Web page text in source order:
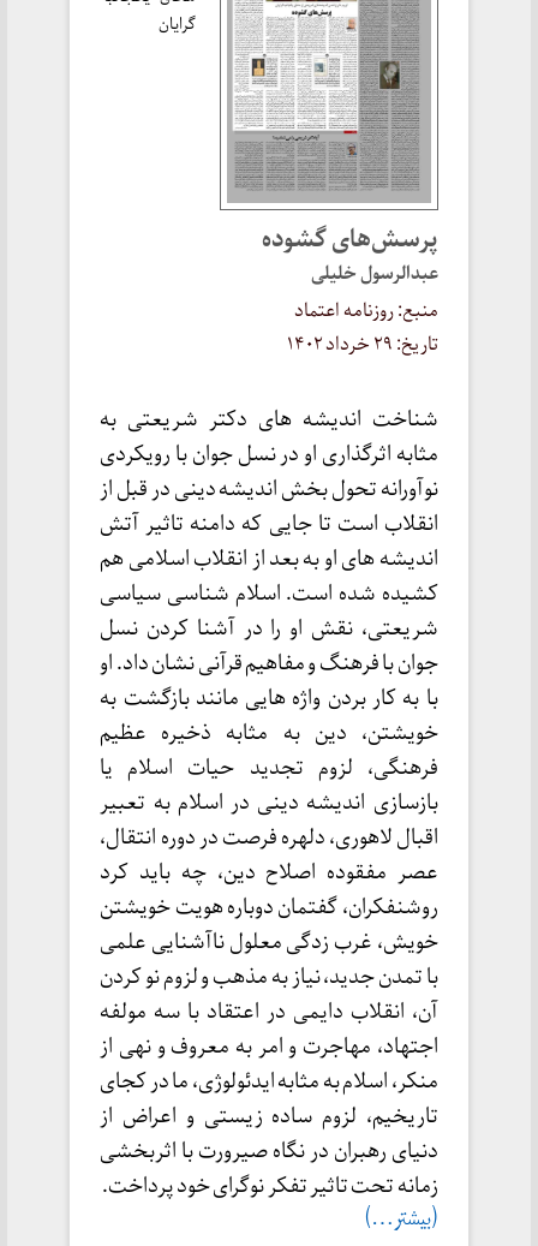
گرایان
پرسش‌های گشوده
عبدالرسول خلیلی
منبع: روزنامه اعتماد
تاریخ: ۲۹ خرداد ۱۴۰۲
شناخت اندیشه های دکتر شریعتی به
مثابه اثرگذاری او در نسل جوان با رویکردی
نوآورانه تحول بخش اندیشه دینی در قبل از
انقلاب است تا جایی که دامنه تاثیر آتش
اندیشه های او به بعد از انقلاب اسلامی هم
کشیده شده است. اسلام شناسی سیاسی
شریعتی، نقش او را در آشنا کردن نسل
جوان با فرهنگ و مفاهیم قرآنی نشان داد. او
با به کار بردن واژه هایی مانند بازگشت به
خویشتن، دین به مثابه ذخیره عظیم
فرهنگی، لزوم تجدید حیات اسلام یا
بازسازی اندیشه دینی در اسلام به تعبیر
اقبال لاهوری، دلهره فرصت در دوره انتقال،
عصر مفقوده اصلاح دین، چه باید کرد
روشنفکران، گفتمان دوباره هویت خویشتن
خویش، غرب زدگی معلول ناآشنایی علمی
با تمدن جدید، نیاز به مذهب و لزوم نو کردن
آن، انقلاب دایمی در اعتقاد با سه مولفه
اجتهاد، مهاجرت و امر به معروف و نهی از
منکر، اسلام به مثابه ایدئولوژی، ما در کجای
تاریخیم، لزوم ساده زیستی و اعراض از
دنیای رهبران در نگاه صیرورت با اثربخشی
زمانه تحت تاثیر تفکر نوگرای خود پرداخت.
(بیشتر…)